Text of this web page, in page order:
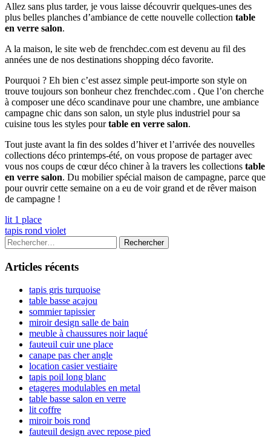
Allez sans plus tarder, je vous laisse découvrir quelques-unes des
plus belles planches d’ambiance de cette nouvelle collection table
en verre salon.
A la maison, le site web de frenchdec.com est devenu au fil des
années une de nos destinations shopping déco favorite.
Pourquoi ? Eh bien c’est assez simple peut-importe son style on
trouve toujours son bonheur chez frenchdec.com . Que l’on cherche
à composer une déco scandinave pour une chambre, une ambiance
campagne chic dans son salon, un style plus industriel pour sa
cuisine tous les styles pourtable en verre salon.
Tout juste avant la fin des soldes d’hiver et l’arrivée des nouvelles
collections déco printemps-été, on vous propose de partager avec
vous nos coups de cœur déco chiner à la travers les collections table
en verre salon. Du mobilier spécial maison de campagne, parce que
pour ouvrir cette semaine on a eu de voir grand et de rêver maison
de campagne !
Navigation
de
l’article
Previous
article:
lit 1 place
Next
article:
tapis rond violet
Colonne
latérale
principale
Rechercher :
Articles récents
tapis gris turquoise
table basse acajou
sommier tapissier
miroir design salle de bain
meuble à chaussures noir laqué
fauteuil cuir une place
canape pas cher angle
location casier vestiaire
tapis poil long blanc
etageres modulables en metal
table basse salon en verre
lit coffre
miroir bois rond
fauteuil design avec repose pied